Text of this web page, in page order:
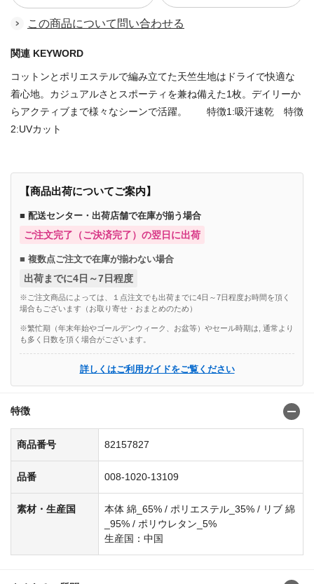
この商品について問い合わせる
関連 KEYWORD
コットンとポリエステルで編み立てた天竺生地はドライで快適な
着心地。カジュアルさとスポーティを兼ね備えた1枚。デイリーか
らアクティブまで様々なシーンで活躍。 特徴1:吸汗速乾 特徴
2:UVカット
【商品出荷についてご案内】
■ 配送センター・出荷店舗で在庫が揃う場合
ご注文完了（ご決済完了）の翌日に出荷
■ 複数点ご注文で在庫が揃わない場合
出荷までに4日～7日程度
※ご注文商品によっては、１点注文でも出荷までに4日～7日程度お時間を頂く
場合もございます（お取り寄せ・おまとめのため）
※繁忙期（年末年始やゴールデンウィーク、お盆等）やセール時期は, 通常より
も多く日数を頂く場合がございます。
詳しくはご利用ガイドをご覧ください
特徴
商品番号 82157827
品番 008-1020-13109
素材・生産国
本体 綿_65% / ポリエステル_35% / リブ 綿
_95% / ポリウレタン_5%
生産国：中国